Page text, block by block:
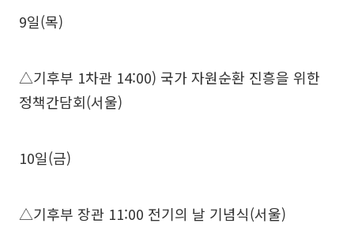
9일(목)
△기후부 1차관 14:00) 국가 자원순환 진흥을 위한
정책간담회(서울)
10일(금)
△기후부 장관 11:00 전기의 날 기념식(서울)